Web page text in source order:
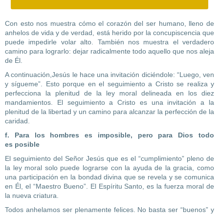
Con esto nos muestra cómo el corazón del ser humano, lleno de
anhelos de vida y de verdad, está herido por la concupiscencia que
puede impedirle volar alto. También nos muestra el verdadero
camino para lograrlo: dejar radicalmente todo aquello que nos aleja
de Él.
A continuación,Jesús le hace una invitación diciéndole: “Luego, ven
y sígueme”. Esto porque en el seguimiento a Cristo se realiza y
perfecciona la plenitud de la ley moral delineada en los diez
mandamientos. El seguimiento a Cristo es una invitación a la
plenitud de la libertad y un camino para alcanzar la perfección de la
caridad.
f. Para los hombres es imposible, pero para Dios todo
es posible
El seguimiento del Señor Jesús que es el “cumplimiento” pleno de
la ley moral solo puede lograrse con la ayuda de la gracia, como
una participación en la bondad divina que se revela y se comunica
en Él, el “Maestro Bueno”. El Espíritu Santo, es la fuerza moral de
la nueva criatura.
Todos anhelamos ser plenamente felices. No basta ser “buenos” y